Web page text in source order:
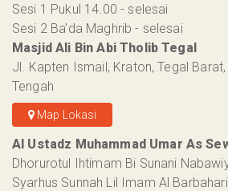
Sesi 1 Pukul 14.00 - selesai
Sesi 2 Ba'da Maghrib - selesai
Masjid Ali Bin Abi Tholib Tegal
Jl. Kapten Ismail, Kraton, Tegal
Tengah
Map Lokasi
Al Ustadz Muhammad Umar As
Dhorurotul Ihtimam Bi Sunani
Syarhus Sunnah Lil Imam Al Barbahari